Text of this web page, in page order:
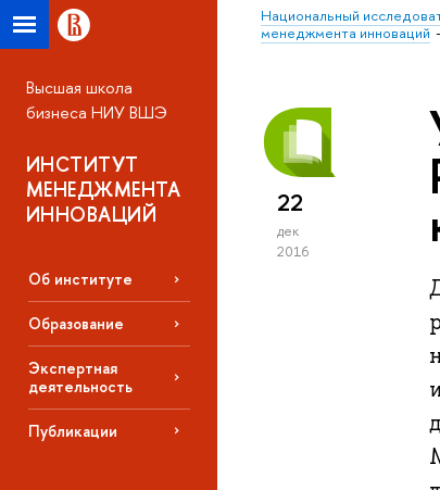
Национальный
менеджмента инноваций
Высшая школа
бизнеса НИУ ВШЭ
ИНСТИТУТ
МЕНЕДЖМЕНТА
ИННОВАЦИЙ
Об институте
Образование
Экспертная
деятельность
Публикации
22
дек
2016